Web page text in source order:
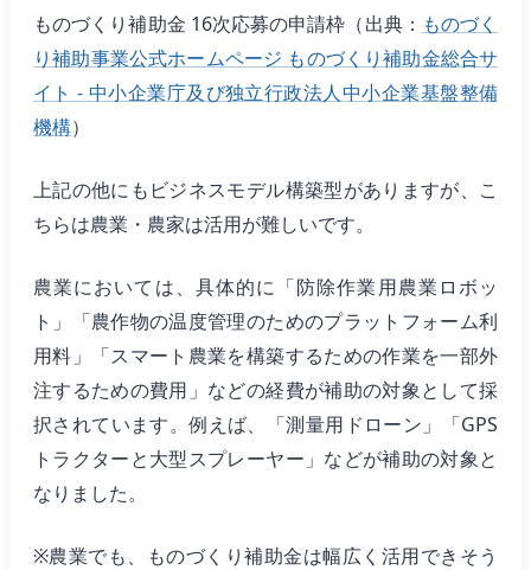
ものづくり補助金 16次応募の申請枠（出典： ものづく
り補助事業公式ホームページ ものづくり補助金総合サ
イト - 中小企業庁及び独立行政法人中小企業基盤整備
機構）
上記の他にもビジネスモデル構築型がありますが、こ
ちらは農業・農家は活用が難しいです。
農業においては、具体的に「防除作業用農業ロボッ
ト」「農作物の温度管理のためのプラットフォーム利
用料」「スマート農業を構築するための作業を一部外
注するための費用」などの経費が補助の対象として採
択されています。例えば、「測量用ドローン」「GPS
トラクターと大型スプレーヤー」などが補助の対象と
なりました。
※農業でも、ものづくり補助金は幅広く活用できそう